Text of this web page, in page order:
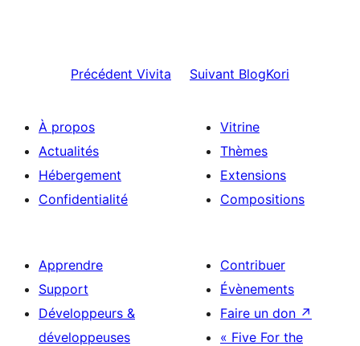
Précédent Vivita Suivant BlogKori
À propos
Actualités
Hébergement
Confidentialité
Vitrine
Thèmes
Extensions
Compositions
Apprendre
Support
Développeurs &
développeuses
Contribuer
Évènements
Faire un don ↗
« Five For the